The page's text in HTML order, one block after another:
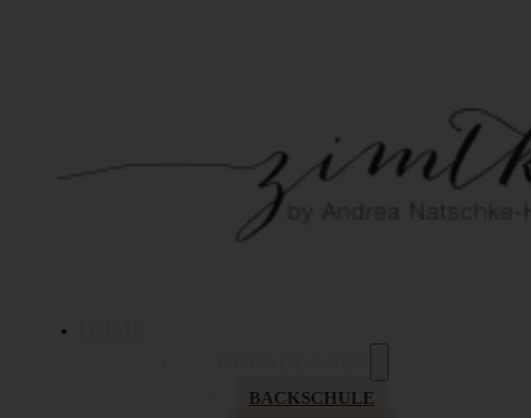
BACKSCHULE